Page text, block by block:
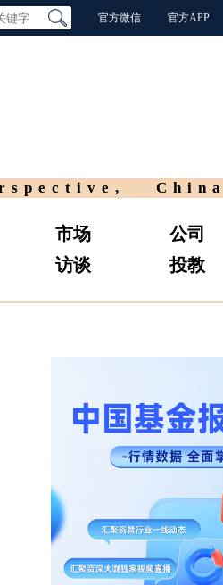
官方微信 官方APP
市场
访谈
公司
投教